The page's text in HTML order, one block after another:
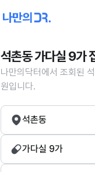
석촌동 가다실 9가
나만의닥터에서 조회된
원입니다.
석촌동
가다실 9가